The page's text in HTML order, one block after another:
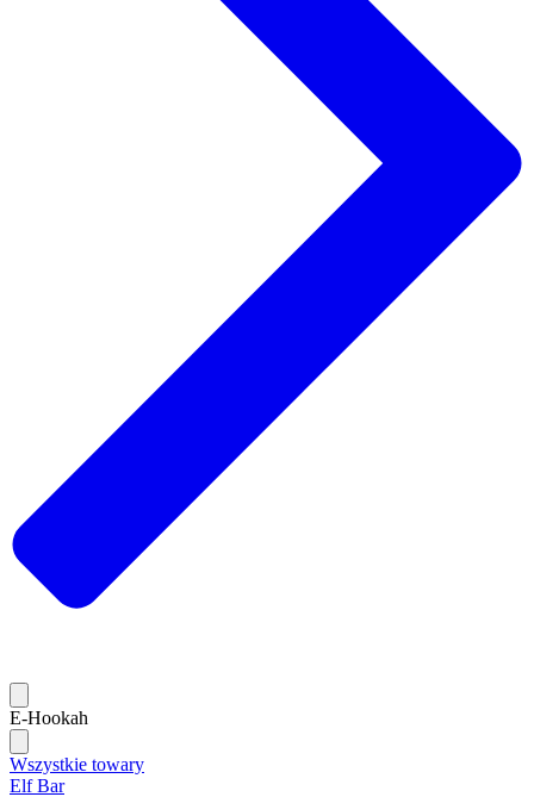
E-Hookah
Wszystkie towary
Elf Bar